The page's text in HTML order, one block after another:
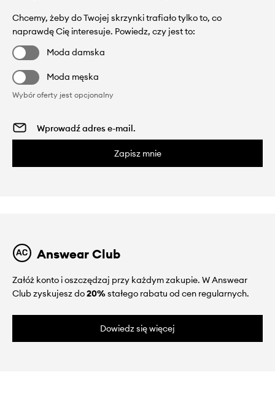
Chcemy, żeby do Twojej skrzynki trafiało tylko to, co
naprawdę Cię interesuje. Powiedz, czy jest to:
Moda damska
Moda męska
Wybór oferty jest opcjonalny
Zapisz mnie
Answear Club
Załóż konto i oszczędzaj przy każdym zakupie. W Answear
Club zyskujesz do20%stałego rabatu od cen regularnych.
Dowiedz się więcej